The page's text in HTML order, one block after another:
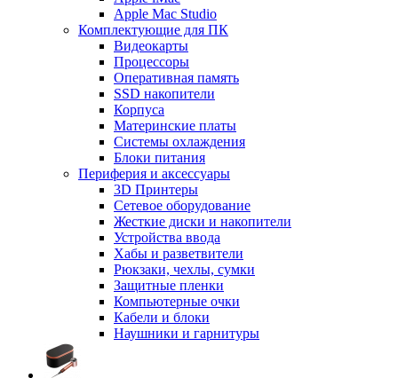
Apple Mac Studio
Комплектующие для ПК
Видеокарты
Процессоры
Оперативная память
SSD накопители
Корпуса
Материнские платы
Системы охлаждения
Блоки питания
Периферия и аксессуары
3D Принтеры
Сетевое оборудование
Жесткие диски и накопители
Устройства ввода
Хабы и разветвители
Рюкзаки, чехлы, сумки
Защитные пленки
Компьютерные очки
Кабели и блоки
Наушники и гарнитуры